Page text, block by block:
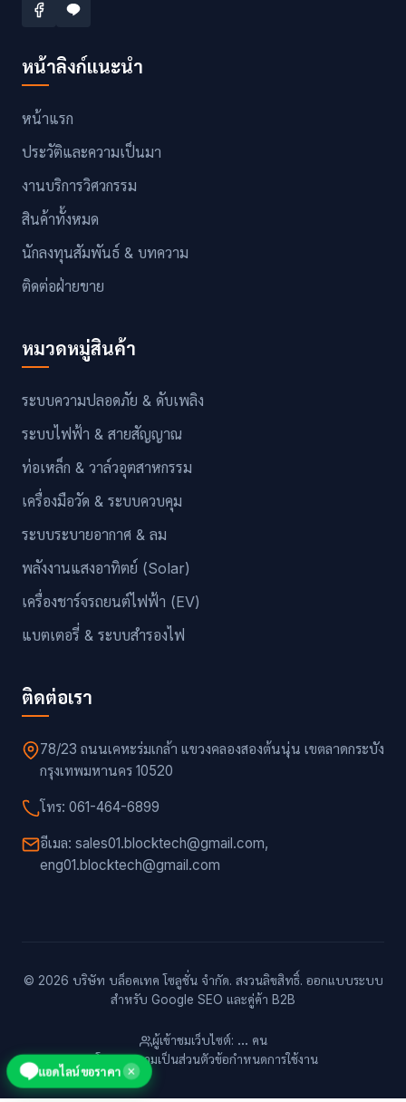
หน้าลิงก์แนะนำ
หน้าแรก
ประวัติและความเป็นมา
งานบริการวิศวกรรม
สินค้าทั้งหมด
นักลงทุนสัมพันธ์ & บทความ
ติดต่อฝ่ายขาย
หมวดหมู่สินค้า
ระบบความปลอดภัย & ดับเพลิง
ระบบไฟฟ้า & สายสัญญาณ
ท่อเหล็ก & วาล์วอุตสาหกรรม
เครื่องมือวัด & ระบบควบคุม
ระบบระบายอากาศ & ลม
พลังงานแสงอาทิตย์ (Solar)
เครื่องชาร์จรถยนต์ไฟฟ้า (EV)
แบตเตอรี่ & ระบบสำรองไฟ
ติดต่อเรา
78/23 ถนนเคหะร่มเกล้า แขวงคลองสองต้นนุ่น เขตลาดกระบัง
กรุงเทพมหานคร 10520
โทร: 061-464-6899
อีเมล: sales01.blocktech@gmail.com,
eng01.blocktech@gmail.com
© 2026 บริษัท บล็อคเทค โซลูชั่น จำกัด. สงวนลิขสิทธิ์. ออกแบบระบบ
สำหรับ Google SEO และคู่ค้า B2B
ผู้เข้าชมเว็บไซต์: ... คน
นโยบายความเป็นส่วนตัวข้อกำหนดการใช้งาน
แอดไลน์ขอราคา ✕